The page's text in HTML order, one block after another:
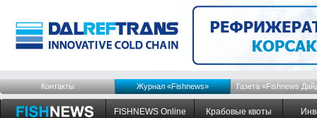
Контакты Журнал «Fishnews» Газета «Fishnews
FISHNEWS Online Крабовые квоты